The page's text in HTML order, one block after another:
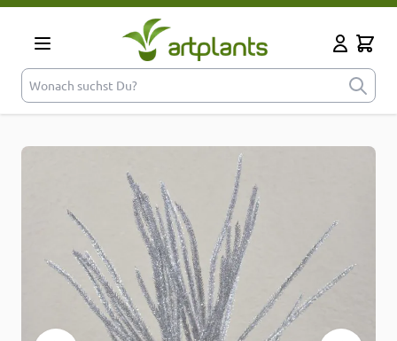
Zum Inhalt springen
Cart